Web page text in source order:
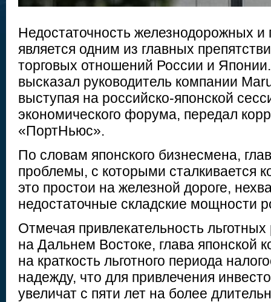
Недостаточность железнодорожных
является одним из главных
торговых отношений России и
высказал руководитель компании
выступая на российско-японской
экономического форума, передал
«ПортНьюс».
По словам японского бизнесмена,
проблемы, с которыми сталкивается
это простои на железной дороге,
недостаточные складские мощности
Отмечая привлекательность
на Дальнем Востоке, глава японской
на краткость льготного периода
надежду, что для привлечения
увеличат с пяти лет на более